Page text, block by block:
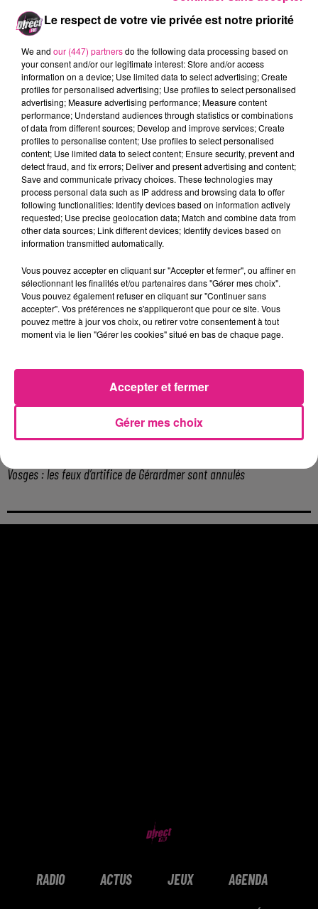
concernés du territoire en ont été informés ».
On se souvient aussi que lors de la fin
d’année 2022, les urgences de l'hôpital privé
Nancy-Lorraine avait déjà fermé ses portes le
soir du réveillon ainsi qu’au mois de janvier.
Les Urgences de la Métropole seront
désormais exclusivement assurées par le
CHRU.
FIL ACTUS
7 août 2026
Lorraine : une journée pas comme les autres au Parc animalier de...
Metz : une distribution de lunette gratuite pour voir l’éclipse
5 août 2026
Casting de Woof : l'Euro-Métropole de Metz part à la recherche de...
4 août 2026
Officiel : Gauthier Hein quitte le FC Metz pour l'OGC Nice
Officiel : le lac de Madine reporte son feu d’artifice
Eclipse Solaire du 12 août : où voir ce phénomène en Lorraine ?
Chalets de Noël solidaires : la ville de Metz lance un appel à...
Vosges : les feux d’artifice de Gérardmer sont annulés
RADIO ACTUS JEUX AGENDA
Le respect de votre vie privée est notre priorité
We and our (447) partnersdo the following data processing based on
your consent and/or our legitimate interest: Store and/or access
information on a device; Use limited data to select advertising; Create
profiles for personalised advertising; Use profiles to select personalised
advertising; Measure advertising performance; Measure content
performance; Understand audiences through statistics or combinations
of data from different sources; Develop and improve services; Create
profiles to personalise content; Use profiles to select personalised
content; Use limited data to select content; Ensure security, prevent and
detect fraud, and fix errors; Deliver and present advertising and content;
Save and communicate privacy choices. These technologies may
process personal data such as IP address and browsing data to offer
following functionalities: Identify devices based on information actively
requested; Use precise geolocation data; Match and combine data from
other data sources; Link different devices; Identify devices based on
information transmitted automatically.
Vous pouvez accepter en cliquant sur "Accepter et fermer", ou affiner en
sélectionnant les finalités et/ou partenaires dans "Gérer mes choix".
Vous pouvez également refuser en cliquant sur "Continuer sans
accepter". Vos préférences ne s'appliqueront que pour ce site. Vous
pouvez mettre à jour vos choix, ou retirer votre consentement à tout
moment via le lien "Gérer les cookies" situé en bas de chaque page.
Gérer mes choix
Accepter et fermer